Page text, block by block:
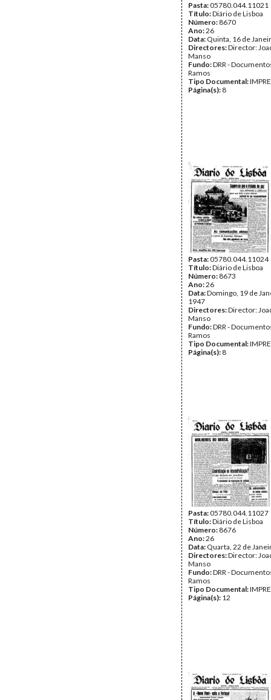
Pasta:05780.044.11021
Título:Diário de Lisboa
Número: 8670
Ano:26
Data: Quinta, 16 de
Directores:Director:
Manso
Fundo:DRR -
Ramos
Tipo Documental:
Página(s): 8
Pasta:05780.044.11024
Título:Diário de Lisboa
Número: 8673
Ano:26
Data:Domingo, 19 de
1947
Directores:Director:
Manso
Fundo:DRR -
Ramos
Tipo Documental:
Página(s): 8
Pasta:05780.044.11027
Título:Diário de Lisboa
Número: 8676
Ano:26
Data: Quarta, 22 de
Directores:Director:
Manso
Fundo:DRR -
Ramos
Tipo Documental:
Página(s): 12